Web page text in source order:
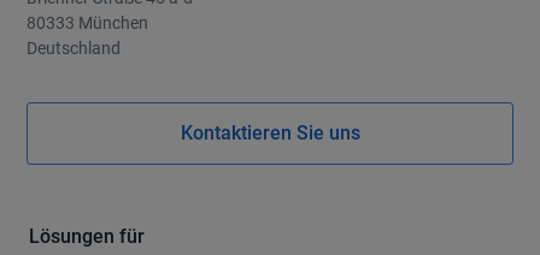
Jameda GmbH
Brienner Straße 45 a-d